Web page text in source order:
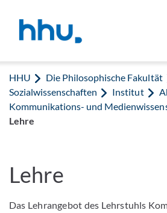
HHU
Die Philosophische Fakultät
Sozialwissenschaften
Institut
Kommunikations- und
Lehre
Lehre
Das Lehrangebot des Lehrstuhls